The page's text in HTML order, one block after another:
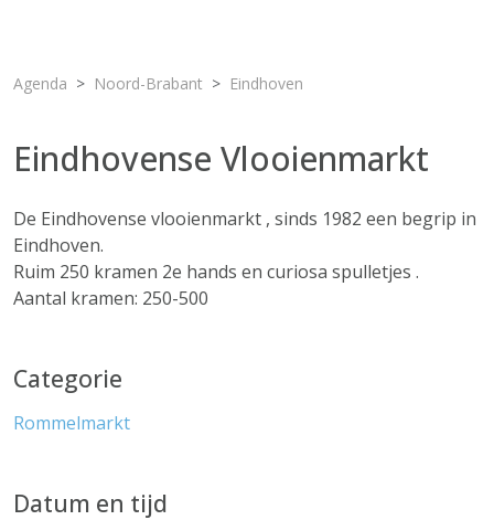
Agenda Noord-Brabant Eindhoven
Eindhovense Vlooienmarkt
De Eindhovense vlooienmarkt , sinds 1982 een begrip in
Eindhoven.
Ruim 250 kramen 2e hands en curiosa spulletjes .
Aantal kramen: 250-500
Categorie
Rommelmarkt
Datum en tijd